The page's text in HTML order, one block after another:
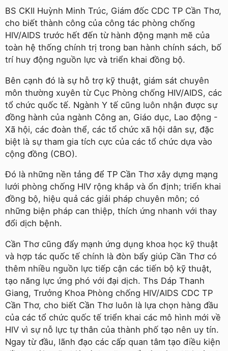
BS CKII Huỳnh Minh Trúc, Giám đốc CDC TP Cần Thơ,
cho biết thành công của công tác phòng chống
HIV/AIDS trước hết đến từ hành động mạnh mẽ của
toàn hệ thống chính trị trong ban hành chính sách, bố
trí huy động nguồn lực và triển khai đồng bộ.
Bên cạnh đó là sự hỗ trợ kỹ thuật, giám sát chuyên
môn thường xuyên từ Cục Phòng chống HIV/AIDS, các
tổ chức quốc tế. Ngành Y tế cũng luôn nhận được sự
đồng hành của ngành Công an, Giáo dục, Lao động -
Xã hội, các đoàn thể, các tổ chức xã hội dân sự, đặc
biệt là sự tham gia tích cực của các tổ chức dựa vào
cộng đồng (CBO).
Đó là những nền tảng để TP Cần Thơ xây dựng mạng
lưới phòng chống HIV rộng khắp và ổn định; triển khai
đồng bộ, hiệu quả các giải pháp chuyên môn; có
những biện pháp can thiệp, thích ứng nhanh với thay
đổi dịch bệnh.
Cần Thơ cũng đẩy mạnh ứng dụng khoa học kỹ thuật
và hợp tác quốc tế chính là đòn bẩy giúp Cần Thơ có
thêm nhiều nguồn lực tiếp cận các tiến bộ kỹ thuật,
tạo năng lực ứng phó với đại dịch. Ths Dáp Thanh
Giang, Trưởng Khoa Phòng chống HIV/AIDS CDC TP
Cần Thơ, cho biết Cần Thơ luôn là lựa chọn hàng đầu
của các tổ chức quốc tế triển khai các mô hình mới về
HIV vì sự nỗ lực tự thân của thành phố tạo nên uy tín.
Ngay từ đầu, lãnh đạo các cấp quan tâm tạo điều kiện